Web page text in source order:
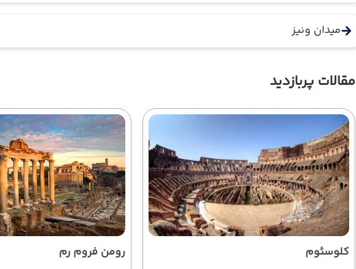
میدان ونیز
مقالات پربازدید
کلوسئوم رومن فروم رم